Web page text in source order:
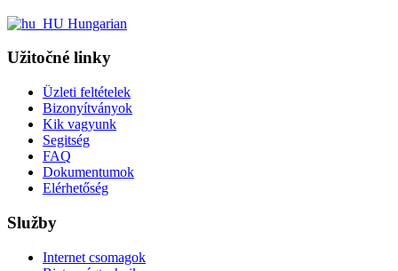
Hungarian
Užitočné linky
Üzleti feltételek
Bizonyítványok
Kik vagyunk
Segitség
FAQ
Dokumentumok
Elérhetőség
Služby
Internet csomagok